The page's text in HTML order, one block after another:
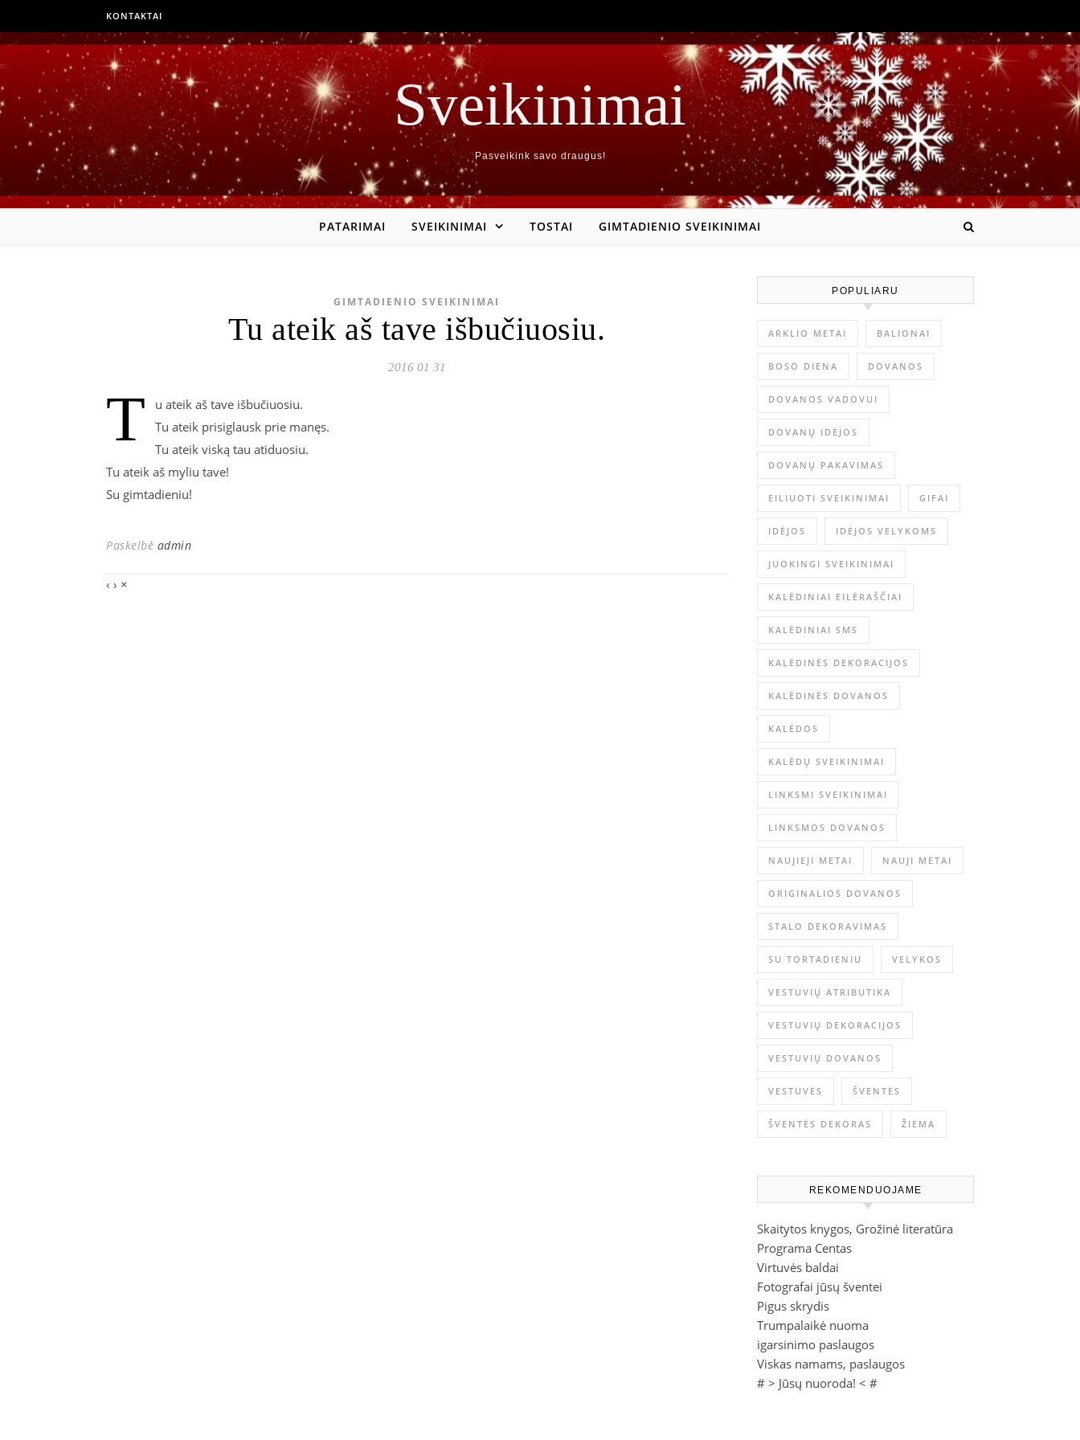
KONTAKTAI
Sveikinimai
Pasveikink savo draugus!
PATARIMAI SVEIKINIMAI TOSTAI GIMTADIENIO SVEIKINIMAI
GIMTADIENIO SVEIKINIMAI
Tu ateik aš tave išbučiuosiu.
2016 01 31
T
u ateik aš tave išbučiuosiu.
Tu ateik prisiglausk prie manęs.
Tu ateik viską tau atiduosiu.
Tu ateik aš myliu tave!
Su gimtadieniu!
Paskelbė admin
‹ › ×
POPULIARU
ARKLIO METAI BALIONAI
BOSO DIENA DOVANOS
DOVANOS VADOVUI
DOVANŲ IDĖJOS
DOVANŲ PAKAVIMAS
EILIUOTI SVEIKINIMAI GIFAI
IDĖJOS IDĖJOS VELYKOMS
JUOKINGI SVEIKINIMAI
KALĖDINIAI EILĖRAŠČIAI
KALĖDINIAI SMS
KALĖDINĖS DEKORACIJOS
KALĖDINĖS DOVANOS
KALĖDOS
KALĖDŲ SVEIKINIMAI
LINKSMI SVEIKINIMAI
LINKSMOS DOVANOS
NAUJIEJI METAI NAUJI METAI
ORIGINALIOS DOVANOS
STALO DEKORAVIMAS
SU TORTADIENIU VELYKOS
VESTUVIŲ ATRIBUTIKA
VESTUVIŲ DEKORACIJOS
VESTUVIŲ DOVANOS
VESTUVĖS ŠVENTĖS
ŠVENTĖS DEKORAS ŽIEMA
REKOMENDUOJAME
Skaitytos knygos, Grožinė literatūra
Programa Centas
Virtuvės baldai
Fotografai jūsų šventei
Pigus skrydis
Trumpalaikė nuoma
igarsinimo paslaugos
Viskas namams, paslaugos
# > Jūsų nuoroda! < #